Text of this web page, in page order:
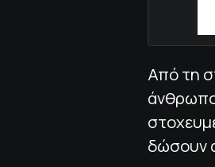
Από τη
δώσουν